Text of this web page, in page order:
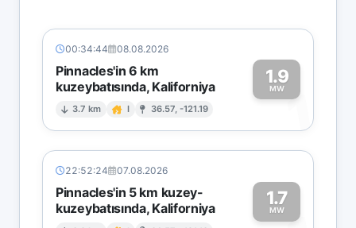
00:34:44 08.08.2026
Pinnacles'in 6 km
kuzeybatısında, Kaliforniya
3.7 km I 36.57, -121.19
1.9
MW1
22:52:24 07.08.2026
Pinnacles'in 5 km kuzey-
kuzeybatısında, Kaliforniya
1.7
MW